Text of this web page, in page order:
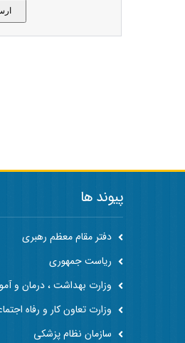
پیوند ها
دفتر مقام معظم رهبری
ریاست جمهوری
وزارت بهداشت ، درمان و
وزارت تعاون کار و رفاه
سازمان نظام پزشکی